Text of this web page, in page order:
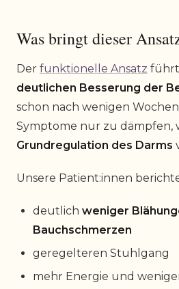
Was bringt dieser
Der funktionelle Ansatz
deutlichen Besserung der
schon nach wenigen
Symptome nur zu dämpfen,
Grundregulation des Darms
Unsere Patient:innen
deutlich weniger
Bauchschmerzen
geregelteren Stuhlgang
mehr Energie und